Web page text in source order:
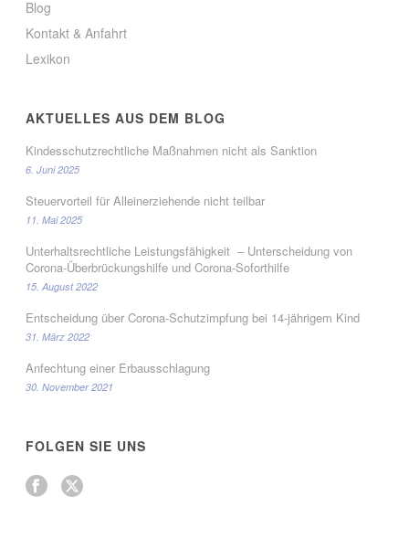
Blog
Kontakt & Anfahrt
Lexikon
AKTUELLES AUS DEM BLOG
Kindesschutzrechtliche Maßnahmen nicht als Sanktion
6. Juni 2025
Steuervorteil für Alleinerziehende nicht teilbar
11. Mai 2025
Unterhaltsrechtliche Leistungsfähigkeit – Unterscheidung von
Corona-Überbrückungshilfe und Corona-Soforthilfe
15. August 2022
Entscheidung über Corona-Schutzimpfung bei 14-jährigem Kind
31. März 2022
Anfechtung einer Erbausschlagung
30. November 2021
FOLGEN SIE UNS